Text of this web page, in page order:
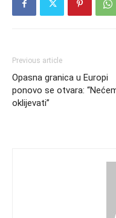
Previous article
Opasna granica u Europi
ponovo se otvara:
oklijevati”